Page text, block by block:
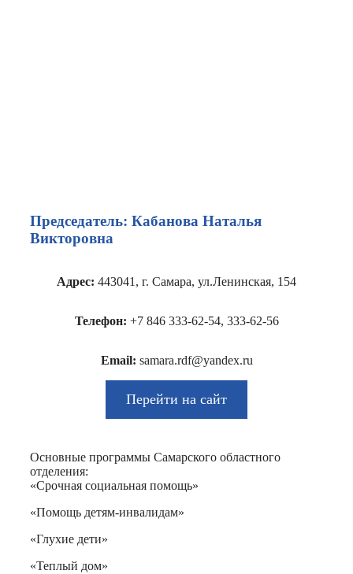
Председатель: Кабанова Наталья
Викторовна
Адрес: 443041, г. Самара, ул.Ленинская, 154
Телефон: +7 846 333-62-54, 333-62-56
Email: samara.rdf@yandex.ru
Перейти на сайт
Основные программы Самарского областного
отделения:
«Срочная социальная помощь»
«Помощь детям-инвалидам»
«Глухие дети»
«Теплый дом»